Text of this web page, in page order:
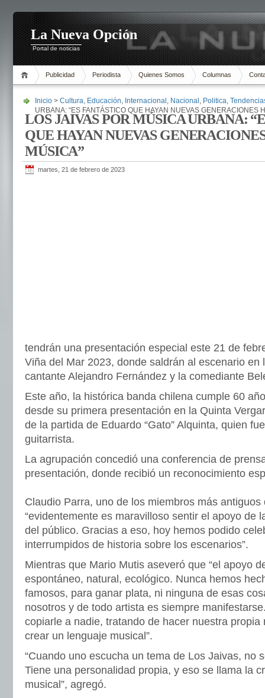
La Nueva Opción
Portal de noticias
Publicidad Periodista Quienes Somos Columnas
Inicio > Cultura, Educación, Internacional , Nacional , Politica,
URBANA: “ES FANTÁSTICO QUE HAYAN NUEVAS GENERACIONES
LOS JAIVAS POR MÚSICA URBANA:
QUE HAYAN NUEVAS
MÚSICA”
martes, 21 de febrero de 2023
tendrán una presentación especial este 21 de
Viña del Mar 2023, donde saldrán al escenario en
cantante Alejandro Fernández y la comediante
Este año, la histórica banda chilena cumple 60
desde su primera presentación en la Quinta
de la partida de Eduardo “Gato” Alquinta, quien
guitarrista.
La agrupación concedió una conferencia de
presentación, donde recibió un reconocimiento
Claudio Parra, uno de los miembros más
“evidentemente es maravilloso sentir el apoyo de
del público. Gracias a eso, hoy hemos podido
interrumpidos de historia sobre los escenarios”.
Mientras que Mario Mutis aseveró que “el apoyo
espontáneo, natural, ecológico. Nunca hemos
famosos, para ganar plata, ni ninguna de esas
nosotros y de todo artista es siempre
copiarle a nadie, tratando de hacer nuestra propia
crear un lenguaje musical”.
“Cuando uno escucha un tema de Los Jaivas, no
Tiene una personalidad propia, y eso se llama la
musical”, agregó.